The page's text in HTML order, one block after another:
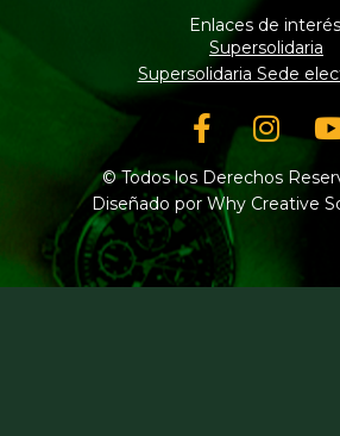
Enlaces de
Supersolidaria
Supersolidaria Sede
f
© Todos los Derechos
Diseñado por Why Creative